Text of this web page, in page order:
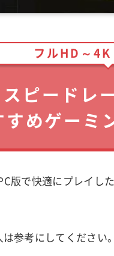
フルHD～4K
スピードレ
すめゲーミ
版で快適にプレイし
参考にしてください。